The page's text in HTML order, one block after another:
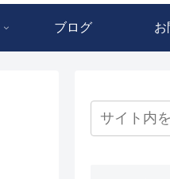
ブログ お